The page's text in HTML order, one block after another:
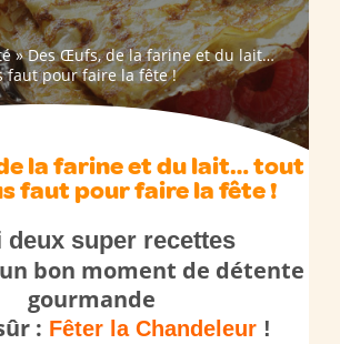
»Des Œufs, de la farine et du lait…
faut pour faire la fête !
la farine et du lait… tout
faut pour faire la fête !
deux super recettes
bon moment de détente
gourmande
: Fêter la Chandeleur !